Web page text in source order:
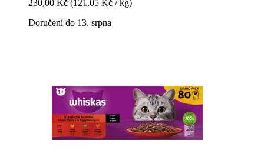
230,00 Kč (121,05 Kč / kg)
Doručení do 13. srpna